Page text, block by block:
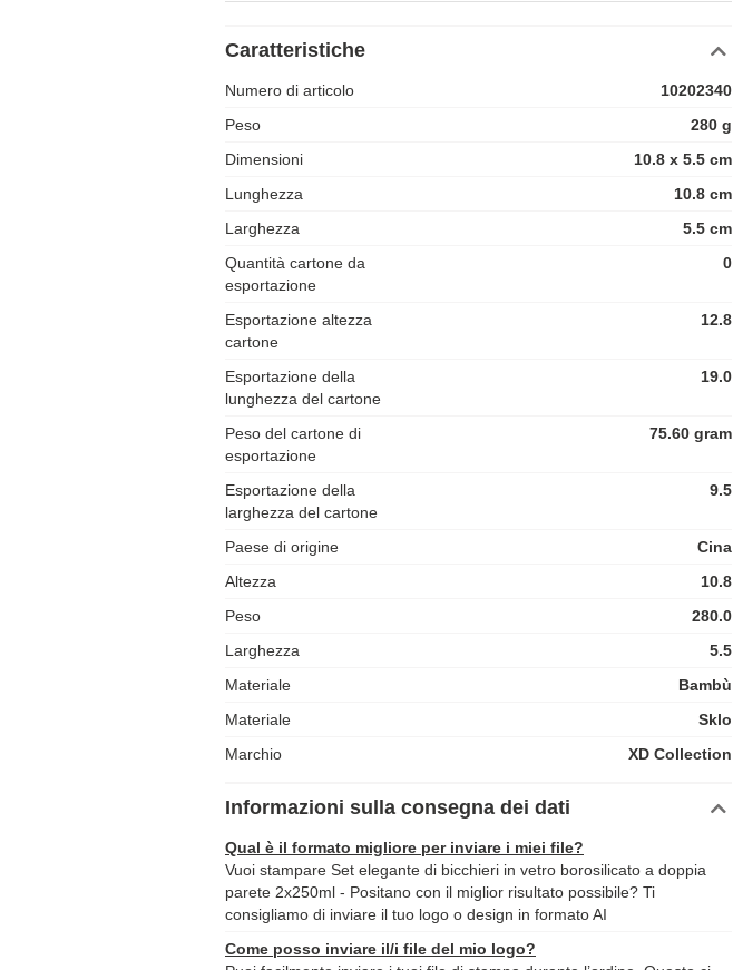
Caratteristiche
Numero di articolo
10202340
Peso
280 g
Dimensioni
10.8 x 5.5 cm
Lunghezza
10.8 cm
Larghezza
5.5 cm
Quantità cartone da
esportazione
0
Esportazione altezza
cartone
12.8
Esportazione della
lunghezza del cartone
19.0
Peso del cartone di
esportazione
75.60 gram
Esportazione della
larghezza del cartone
9.5
Paese di origine
Cina
Altezza
10.8
Peso
280.0
Larghezza
5.5
Materiale
Bambù
Materiale
Sklo
Marchio
XD Collection
Informazioni sulla consegna dei dati
Qual è il formato migliore per inviare i miei file?
Vuoi stampare Set elegante di bicchieri in vetro borosilicato a doppia
parete 2x250ml - Positano con il miglior risultato possibile? Ti
consigliamo di inviare il tuo logo o design in formato AI
Come posso inviare il/i file del mio logo?